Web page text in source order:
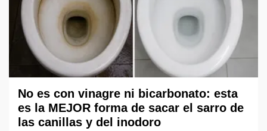
No es con vinagre ni bicarbonato: esta
es la MEJOR forma de sacar el sarro de
las canillas y del inodoro